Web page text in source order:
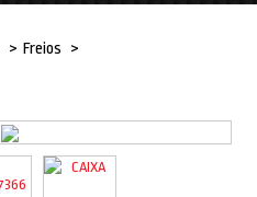
> Freios >